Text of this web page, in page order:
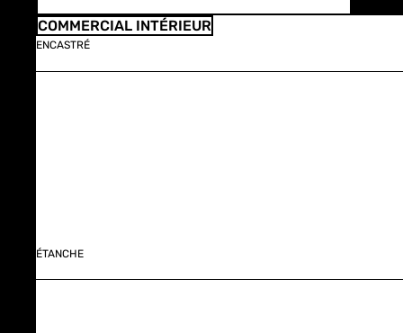
COMMERCIAL INTÉRIEUR
ENCASTRÉ
ÉTANCHE